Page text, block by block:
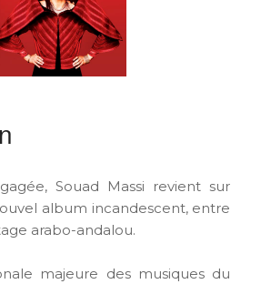
Souad Massi revient sur
album incandescent, entre
arabo-andalou.
majeure des musiques du